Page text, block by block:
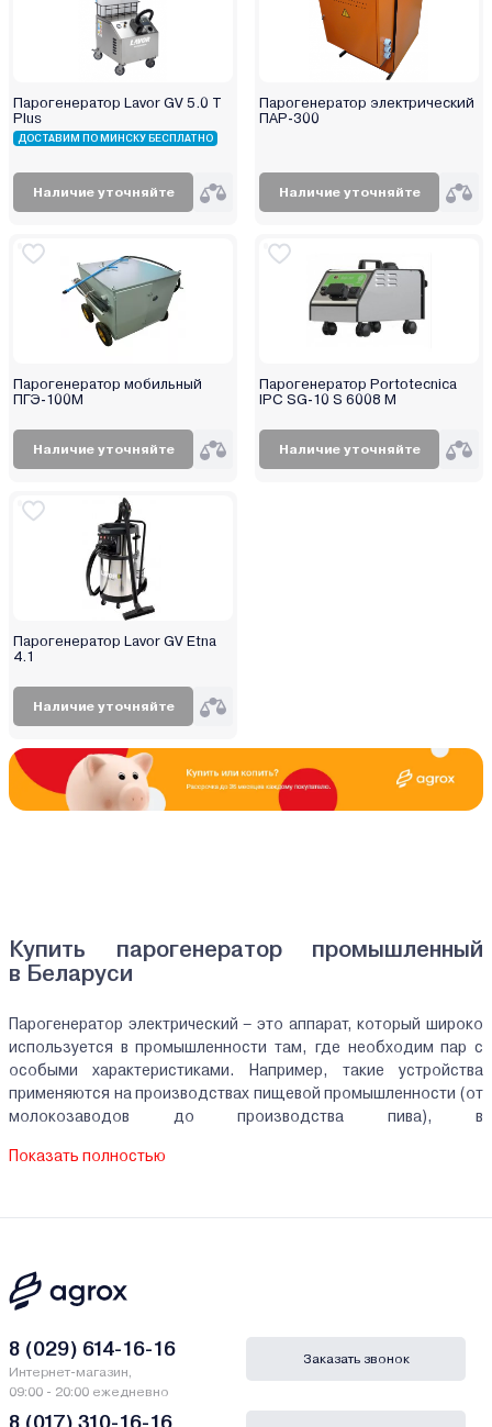
Парогенератор Lavor GV 5.0 T
Plus
ДОСТАВИМ ПО МИНСКУ БЕСПЛАТНО
Наличие уточняйте
Парогенератор электрический
ПАР-300
Наличие уточняйте
Парогенератор мобильный
ПГЭ-100М
Наличие уточняйте
Парогенератор Portotecnica
IPC SG-10 S 6008 M
Наличие уточняйте
Парогенератор Lavor GV Etna
4.1
Наличие уточняйте
Купить парогенератор промышленный
в Беларуси
Парогенератор электрический – это аппарат, который широко
используется в промышленности там, где необходим пар с
особыми характеристиками. Например, такие устройства
применяются на производствах пищевой промышленности (от
молокозаводов до производства пива), в
бетонных заводах, на стройках, в лабораториях и так далее.
Как выбрать парогенератор электродный?
парогенератор электродный или тэновый. Первая
разновидность обладает доступной ценой, не перегорает (ее
нужно всего лишь почистить), удобно управляется быстро
выходит на рабочий режим. Такие модели в изобилии
представлены в нашем каталоге. Тэновые парогенераторы
Показать полностью
8 (029) 614-16-16
Интернет-магазин,
09:00 - 20:00 ежедневно
8 (017) 310-16-16
Заказать звонок